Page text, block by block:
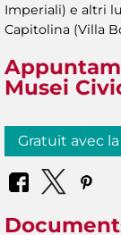
Imperiali) e altri
Capitolina (Villa
Musei
Gratuit avec